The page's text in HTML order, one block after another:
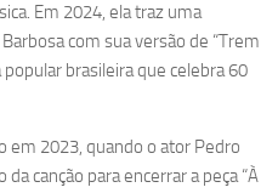
Em 2024, ela traz uma
com sua versão de “Trem
popular brasileira que celebra 60
em 2023, quando o ator Pedro
canção para encerrar a peça “À